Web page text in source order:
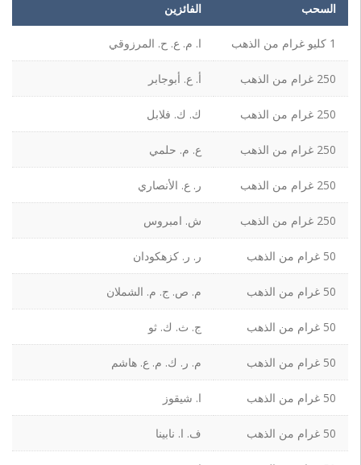
السحب الفائزين
1 كليو غرام من الذهب ا. م. ع. ح. المرزوقي
250 غرام من الذهب أ. ع. أبوجابر
250 غرام من الذهب ك. ك. فلابل
250 غرام من الذهب ع. م. حلمي
250 غرام من الذهب ر. ع. الأنصاري
250 غرام من الذهب ش. امبروس
50 غرام من الذهب ر. ر. كزهكودان
50 غرام من الذهب م. ص. ج. م. الشملان
50 غرام من الذهب ج. ث. ك. ثو
50 غرام من الذهب م. ر. ك. م. ع. هاشم
50 غرام من الذهب ا. شيقوز
50 غرام من الذهب ف. ا. نابينا